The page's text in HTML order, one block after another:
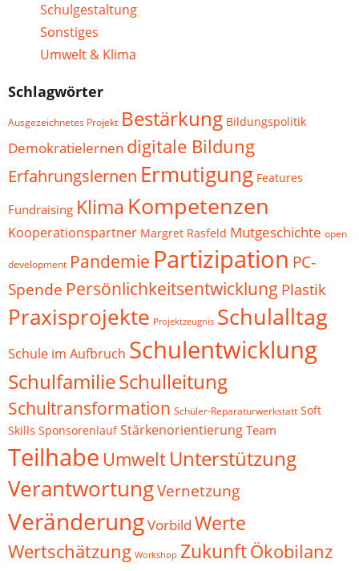
Schulgestaltung
Sonstiges
Umwelt & Klima
Schlagwörter
Ausgezeichnetes Projekt Bestärkung Bildungspolitik
Demokratielernen digitale Bildung
Erfahrungslernen Ermutigung Features
Fundraising Klima Kompetenzen
Kooperationspartner Margret Rasfeld Mutgeschichte open
development Pandemie Partizipation PC-
Spende Persönlichkeitsentwicklung Plastik
Praxisprojekte Projektzeugnis Schulalltag
Schule im Aufbruch Schulentwicklung
SchulfamilieSchulleitung
Schultransformation Schüler-Reparaturwerkstatt Soft
Skills Sponsorenlauf Stärkenorientierung Team
Teilhabe Umwelt Unterstützung
VerantwortungVernetzung
VeränderungVorbild Werte
Wertschätzung Workshop ZukunftÖkobilanz